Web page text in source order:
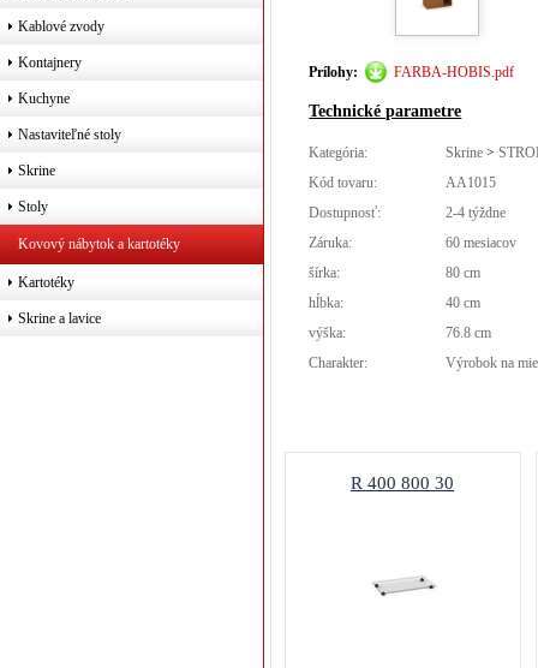
Kablové zvody
Kontajnery
Kuchyne
Nastaviteľné stoly
Skrine
Stoly
Kovový nábytok a kartotéky
Kartotéky
Skrine a lavice
Prílohy: FARBA-HOBIS.pdf
Technické parametre
Kategória: Skrine>
Kód tovaru:
AA1015
Dostupnosť:
2-4 týždne
Záruka:
60 mesiacov
šírka:
80 cm
hĺbka:
40 cm
výška:
76.8 cm
Charakter:
Výrobok na
R 400 800 30